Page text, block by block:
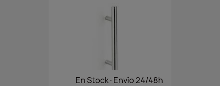
En Stock·Envío 24/48h